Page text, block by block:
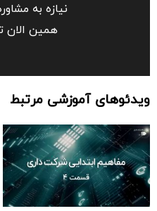
نیازه به
همین الان
ویدئوهای آموزشی مرتبط